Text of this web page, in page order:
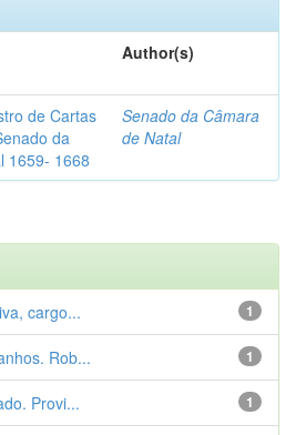
Author(s)
de Cartas
da
1659- 1668
Senado da Câmara
de Natal
1
cargo...
1
Rob...
1
Provi...